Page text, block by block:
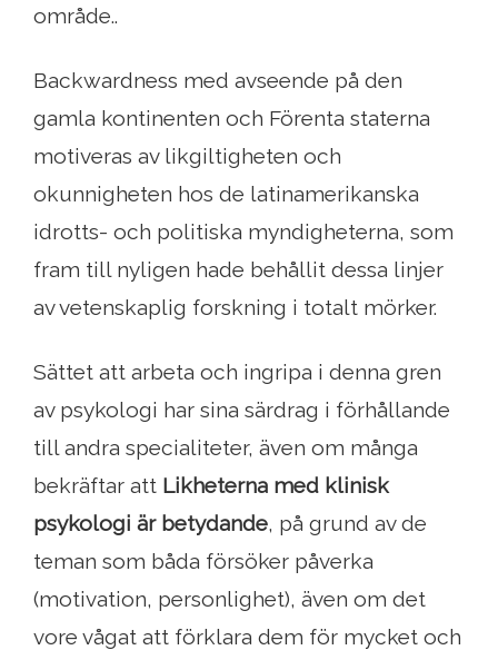
område..
Backwardness med avseende på den
gamla kontinenten och Förenta staterna
motiveras av likgiltigheten och
okunnigheten hos de latinamerikanska
idrotts- och politiska myndigheterna, som
fram till nyligen hade behållit dessa linjer
av vetenskaplig forskning i totalt mörker.
Sättet att arbeta och ingripa i denna gren
av psykologi har sina särdrag i förhållande
till andra specialiteter, även om många
bekräftar att Likheterna med klinisk
psykologi är betydande, på grund av de
teman som båda försöker påverka
(motivation, personlighet), även om det
vore vågat att förklara dem för mycket och